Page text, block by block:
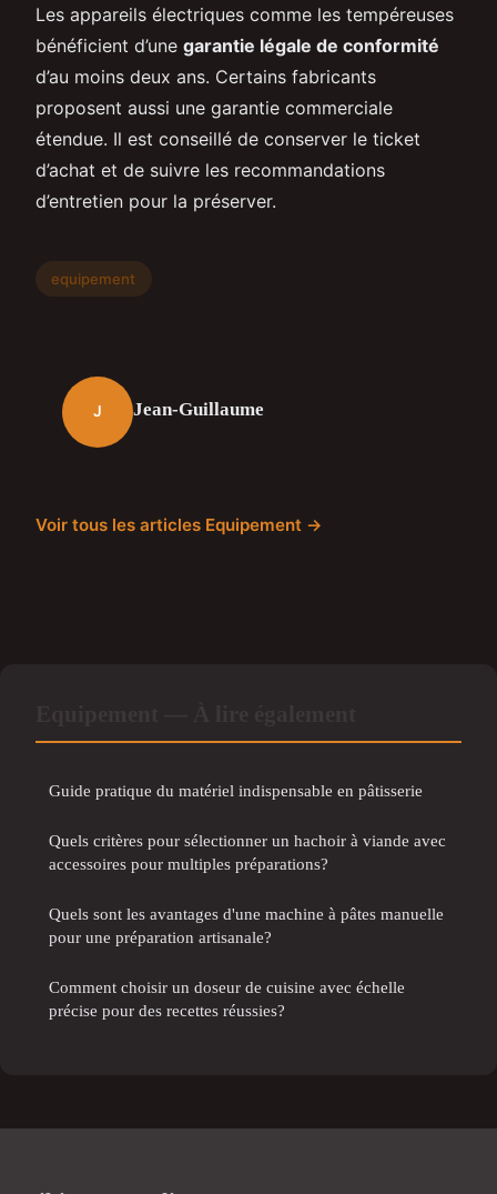
Les appareils électriques comme les tempéreuses
bénéficient d’une garantie légale de conformité
d’au moins deux ans. Certains fabricants
proposent aussi une garantie commerciale
étendue. Il est conseillé de conserver le ticket
d’achat et de suivre les recommandations
d’entretien pour la préserver.
equipement
J Jean-Guillaume
Voir tous les articles Equipement →
Guide pratique du matériel indispensable en pâtisserie
Quels critères pour sélectionner un hachoir à viande avec
accessoires pour multiples préparations?
Quels sont les avantages d'une machine à pâtes manuelle
pour une préparation artisanale?
Comment choisir un doseur de cuisine avec échelle
précise pour des recettes réussies?